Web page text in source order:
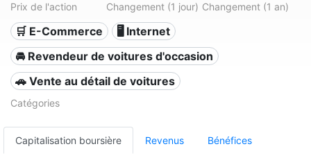
Prix de l'action Changement (1 jour) Changement (1 an)
🛒 E-Commerce
🖥️ Internet
🚘 Revendeur de voitures d'occasion
🚗 Vente au détail de voitures
Catégories
Capitalisation boursière Revenus Bénéfices